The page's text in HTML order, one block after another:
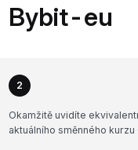
Bybit-eu
2
Okamžitě uvidíte
aktuálního směnného kurzu